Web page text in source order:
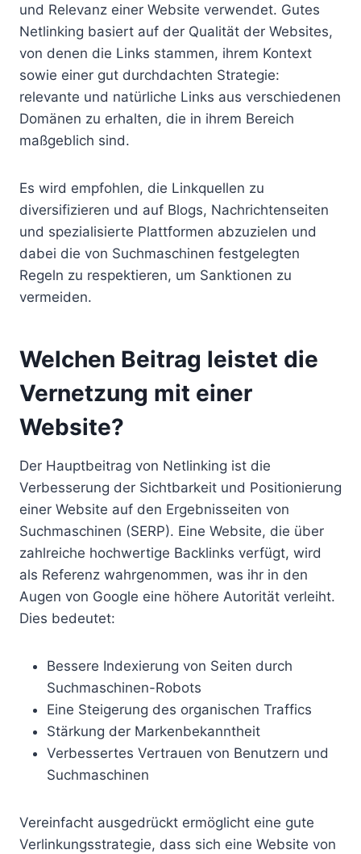
und Relevanz einer Website verwendet. Gutes
Netlinking basiert auf der Qualität der Websites,
von denen die Links stammen, ihrem Kontext
sowie einer gut durchdachten Strategie:
relevante und natürliche Links aus verschiedenen
Domänen zu erhalten, die in ihrem Bereich
maßgeblich sind.
Es wird empfohlen, die Linkquellen zu
diversifizieren und auf Blogs, Nachrichtenseiten
und spezialisierte Plattformen abzuzielen und
dabei die von Suchmaschinen festgelegten
Regeln zu respektieren, um Sanktionen zu
vermeiden.
Welchen Beitrag leistet die
Vernetzung mit einer
Website?
Der Hauptbeitrag von Netlinking ist die
Verbesserung der Sichtbarkeit und Positionierung
einer Website auf den Ergebnisseiten von
Suchmaschinen (SERP). Eine Website, die über
zahlreiche hochwertige Backlinks verfügt, wird
als Referenz wahrgenommen, was ihr in den
Augen von Google eine höhere Autorität verleiht.
Dies bedeutet:
Bessere Indexierung von Seiten durch
Suchmaschinen-Robots
Eine Steigerung des organischen Traffics
Stärkung der Markenbekanntheit
Verbessertes Vertrauen von Benutzern und
Suchmaschinen
Vereinfacht ausgedrückt ermöglicht eine gute
Verlinkungsstrategie, dass sich eine Website von